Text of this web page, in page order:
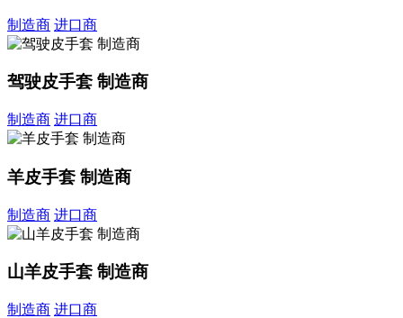
制造商 进口商
驾驶皮手套 制造商
制造商 进口商
羊皮手套 制造商
制造商 进口商
山羊皮手套 制造商
制造商 进口商